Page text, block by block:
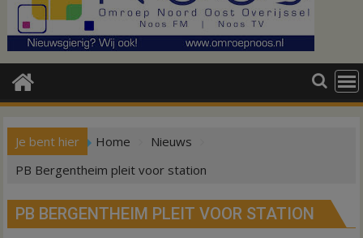
Je bent hier Home
Nieuws
PB Bergentheim pleit voor station
PB BERGENTHEIM PLEIT VOOR STATION